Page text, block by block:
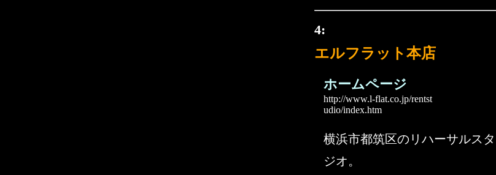
4:
エルフラット本店
ホームページ
http://www.l-flat.co.jp/rentst
udio/index.htm
横浜市都筑区のリハーサルスタ
ジオ。